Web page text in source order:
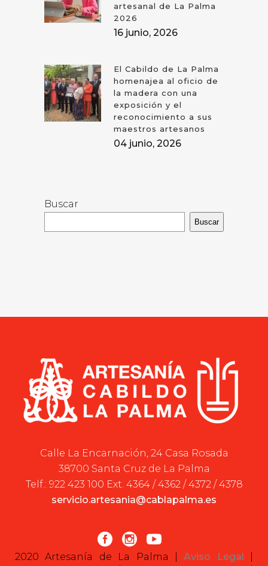
artesanal de La Palma
2026
16 junio, 2026
El Cabildo de La Palma
homenajea al oficio de
la madera con una
exposición y el
reconocimiento a sus
maestros artesanos
04 junio, 2026
Buscar
Buscar
Calle La Encarnación, 24 Casa Rosada
38700 Santa Cruz de La Palma
Telf.: 922 423 100 Ext. 4364 / 4362 / 4372 / 4378
servicio.artesania@cablapalma.es
2020 Artesanía de La Palma |Aviso Legal